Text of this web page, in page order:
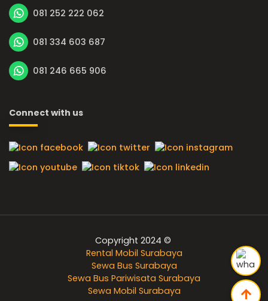
081 252 222 062
081 334 603 687
081 246 665 906
Connect with us
Copyright 2024 ©
Rental Mobil Surabaya
Sewa Bus Surabaya
Sewa Bus Pariwisata Surabaya
Sewa Mobil Surabaya
arrow_upward